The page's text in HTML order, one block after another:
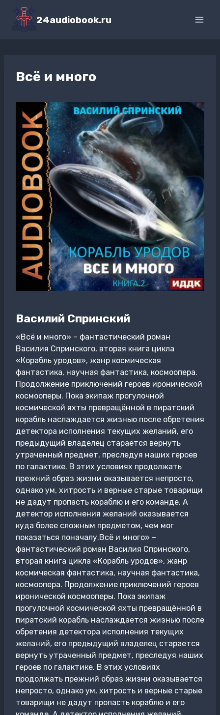
Перейти
содержимому
24audiobook.ru
Всё и много
Василий Спринский
«Всё и много» – фантастический роман
Василия Спринского, вторая книга цикла
«Корабль уродов», жанр космическая
фантастика, научная фантастика, космоопера.
Продолжение приключений героев иронической
космооперы. Пока экипаж прогулочной
космической яхты превращённой в пиратский
корабль наслаждается жизнью после обретения
детектора исполнения текущих желаний, его
предыдущий владелец старается вернуть
утраченный предмет, преследуя наших героев
по галактике. В этих условиях продолжать
прежний образ жизни оказывается непросто,
однако ум, хитрость и верные старые товарищи
не дадут пропасть кораблю и его команде. А
детектор исполнения желаний оказывается
куда более сложным предметом, чем мог
показаться поначалу.Всё и много» –
фантастический роман Василия Спринского,
вторая книга цикла «Корабль уродов», жанр
космическая фантастика, научная фантастика,
космоопера. Продолжение приключений героев
иронической космооперы. Пока экипаж
прогулочной космической яхты превращённой в
пиратский корабль наслаждается жизнью после
обретения детектора исполнения текущих
желаний, его предыдущий владелец старается
вернуть утраченный предмет, преследуя наших
героев по галактике. В этих условиях
продолжать прежний образ жизни оказывается
непросто, однако ум, хитрость и верные старые
товарищи не дадут пропасть кораблю и его